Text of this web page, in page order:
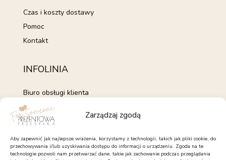
Zarządzaj zgodą
Aby zapewnić jak najlepsze wrażenia, korzystamy z technologii, takich jak pliki cookie, do
przechowywania i/lub uzyskiwania dostępu do informacji o urządzeniu. Zgoda na te
technologie pozwoli nam przetwarzać dane, takie jak zachowanie podczas przeglądania
Czas i koszty dostawy
Pomoc
Kontakt
INFOLINIA
Biuro obsługi klienta
+48 735 843 843
pon. - pt. 7:00 - 15:00
kontakt@forsomeone.pl